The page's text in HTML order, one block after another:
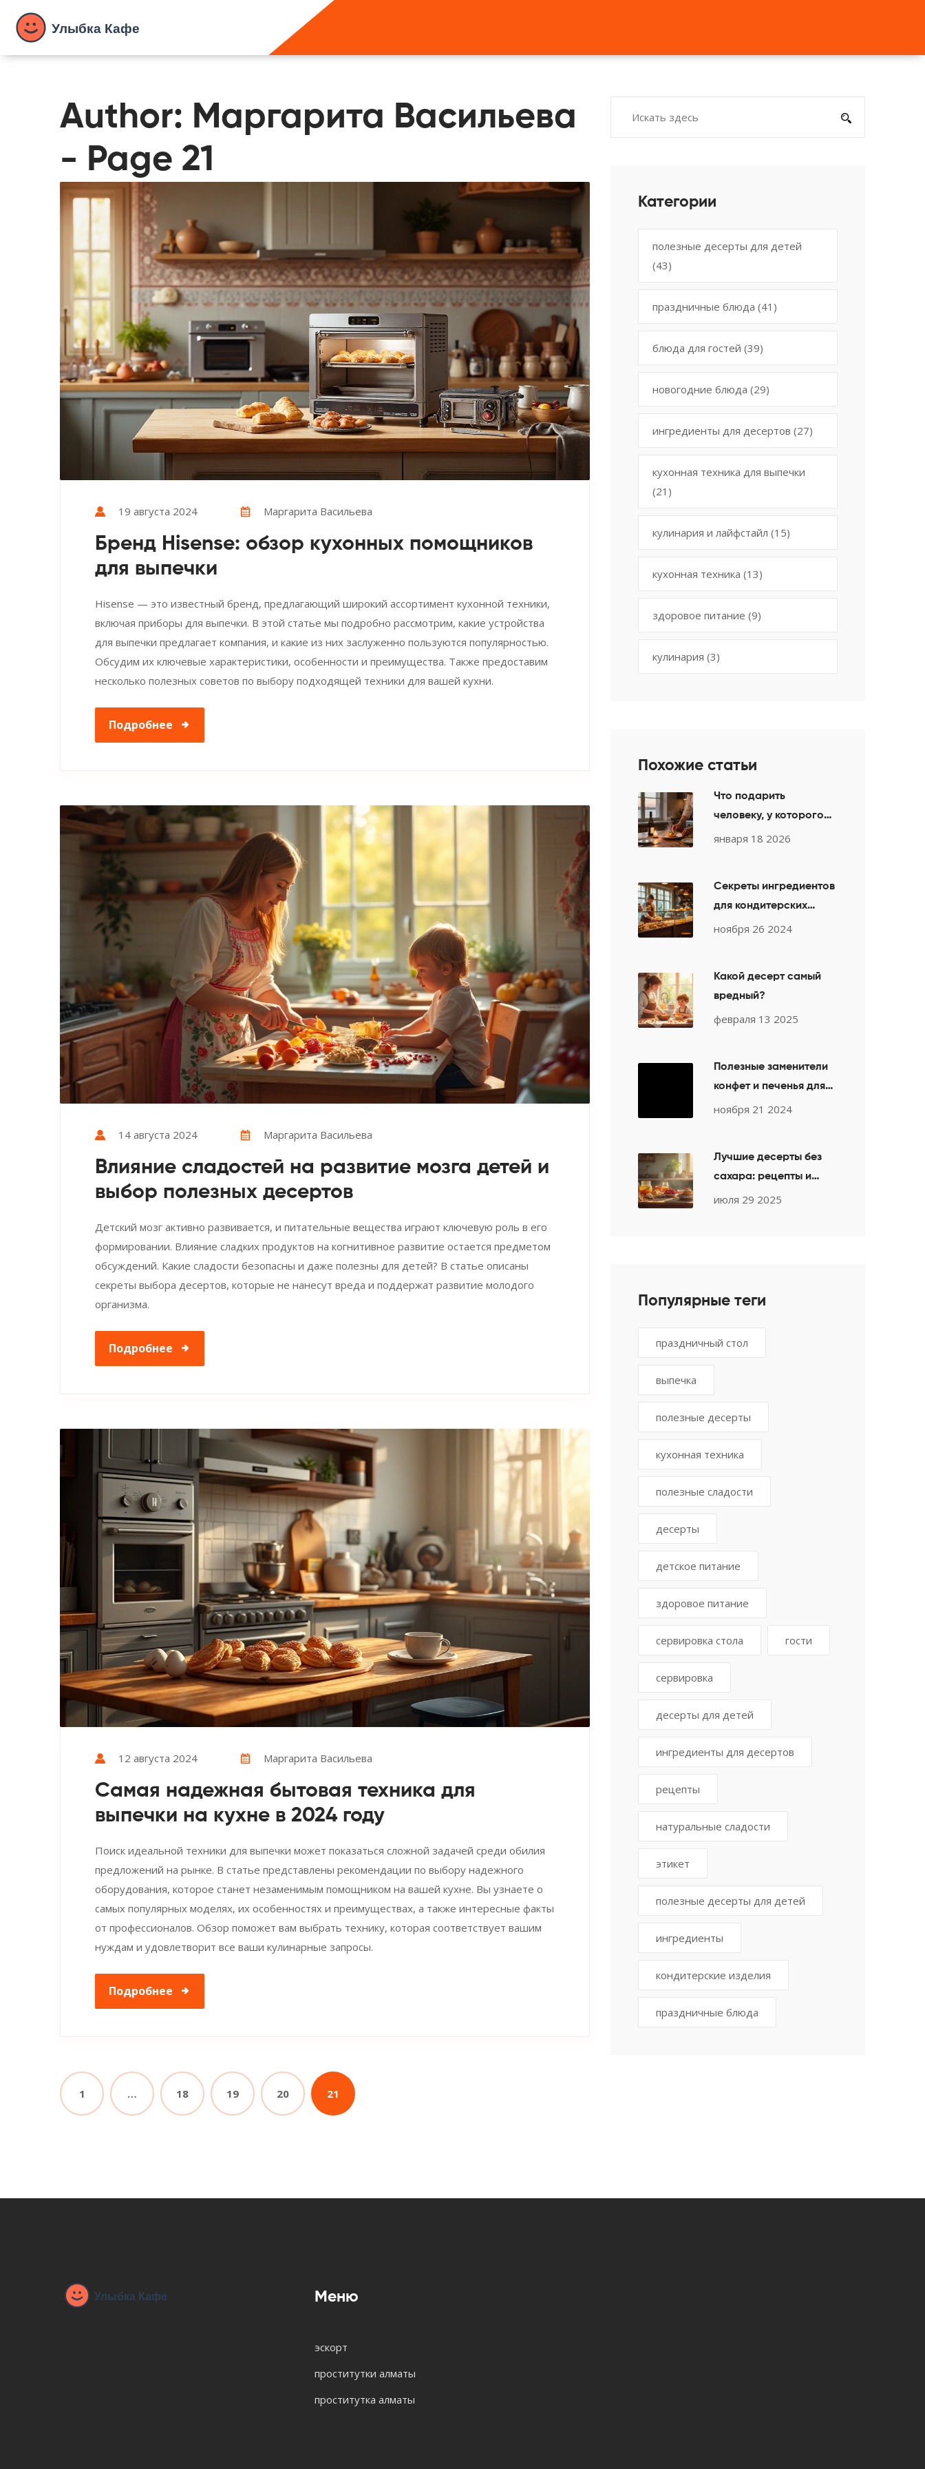
Author: Маргарита Васильева
- Page 21
19 августа 2024 Маргарита Васильева
Бренд Hisense: обзор кухонных помощников
для выпечки
Hisense — это известный бренд, предлагающий широкий ассортимент кухонной техники,
включая приборы для выпечки. В этой статье мы подробно рассмотрим, какие устройства
для выпечки предлагает компания, и какие из них заслуженно пользуются популярностью.
Обсудим их ключевые характеристики, особенности и преимущества. Также предоставим
несколько полезных советов по выбору подходящей техники для вашей кухни.
Подробнее
14 августа 2024 Маргарита Васильева
Влияние сладостей на развитие мозга детей и
выбор полезных десертов
Детский мозг активно развивается, и питательные вещества играют ключевую роль в его
формировании. Влияние сладких продуктов на когнитивное развитие остается предметом
обсуждений. Какие сладости безопасны и даже полезны для детей? В статье описаны
секреты выбора десертов, которые не нанесут вреда и поддержат развитие молодого
организма.
Подробнее
12 августа 2024 Маргарита Васильева
Самая надежная бытовая техника для
выпечки на кухне в 2024 году
Поиск идеальной техники для выпечки может показаться сложной задачей среди обилия
предложений на рынке. В статье представлены рекомендации по выбору надежного
оборудования, которое станет незаменимым помощником на вашей кухне. Вы узнаете о
самых популярных моделях, их особенностях и преимуществах, а также интересные факты
от профессионалов. Обзор поможет вам выбрать технику, которая соответствует вашим
нуждам и удовлетворит все ваши кулинарные запросы.
Подробнее
1 … 18 19 20 21
Категории
полезные десерты для детей
(43)
праздничные блюда (41)
блюда для гостей (39)
новогодние блюда (29)
ингредиенты для десертов (27)
кухонная техника для выпечки
(21)
кулинария и лайфстайл (15)
кухонная техника (13)
здоровое питание (9)
кулинария (3)
Похожие статьи
Что подарить
человеку, у которого
все есть: 7 идей
января 18 2026
Секреты ингредиентов
для кондитерских
изделий
ноября 26 2024
Какой десерт самый
вредный?
февраля 13 2025
Полезные заменители
конфет и печенья для
детей
ноября 21 2024
Лучшие десерты без
сахара: рецепты и
идеи для здорового
июля 29 2025
Популярные теги
праздничный стол
выпечка
полезные десерты
кухонная техника
полезные сладости
десерты
детское питание
здоровое питание
сервировка стола гости
сервировка
десерты для детей
ингредиенты для десертов
рецепты
натуральные сладости
этикет
полезные десерты для детей
ингредиенты
кондитерские изделия
праздничные блюда
Меню
эскорт
проститутки алматы
проститутка алматы